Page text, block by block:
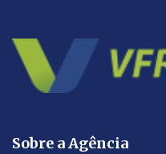
Sobre a Agência